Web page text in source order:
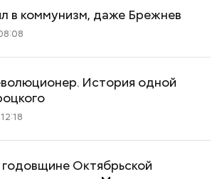
в коммунизм, даже Брежнев
История одной
Октябрьской